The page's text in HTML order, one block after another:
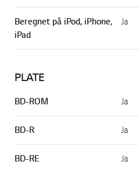
Beregnet på iPod, iPhone,
iPad
Ja
PLATE
BD-ROM Ja
BD-R Ja
BD-RE Ja